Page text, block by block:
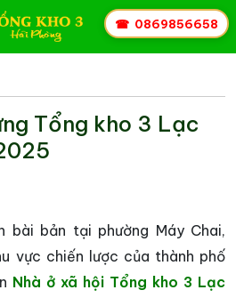
Tổng kho 3 Lạc
bài bản tại phường Máy Chai,
vực chiến lược của thành phố
Nhà ở xã hội Tổng kho 3 Lạc
☎ 0869856658